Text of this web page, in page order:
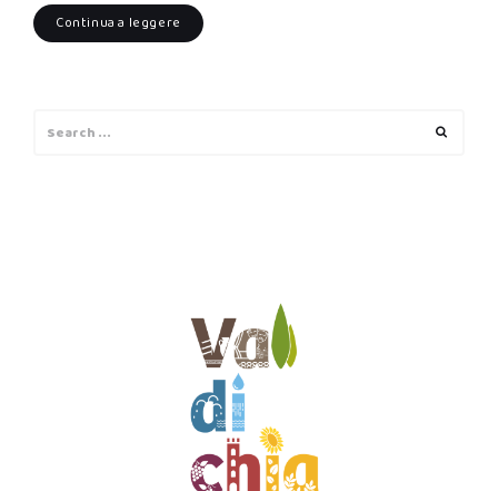
Continua a leggere
for: